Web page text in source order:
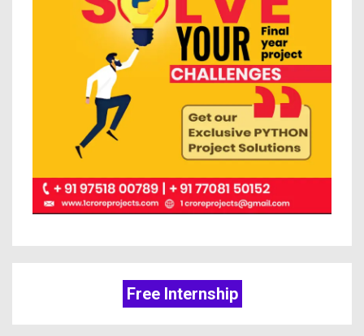
Free Internship